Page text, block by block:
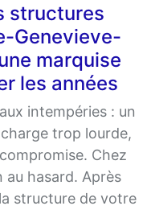
structures
Genevieve-
marquise
les années
intempéries : un
trop lourde,
Chez
au hasard. Après
structure de votre